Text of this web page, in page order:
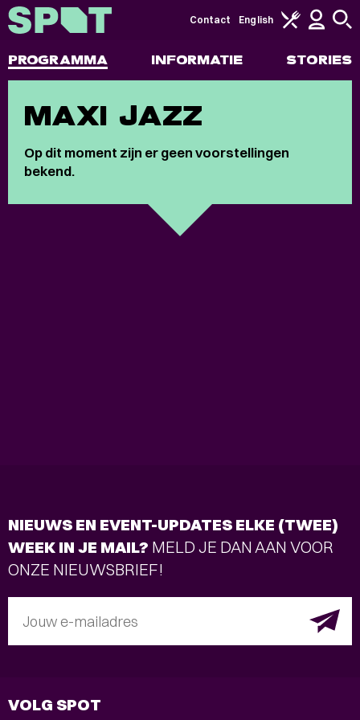
PROGRAMMA INFORMATIE STORIES
Contact English
MAXI JAZZ
Op dit moment zijn er geen voorstellingen
bekend.
NIEUWS EN EVENT-UPDATES ELKE (TWEE)
WEEK IN JE MAIL? MELD JE DAN AAN VOOR
ONZE NIEUWSBRIEF!
Jouw e-mailadres
VOLG SPOT